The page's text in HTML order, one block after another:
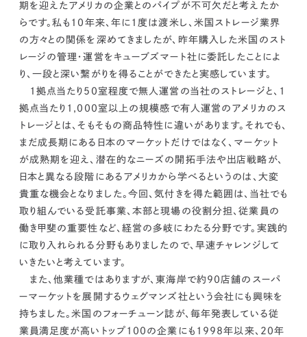
期を迎えたアメリカの企業とのパイプが不可欠だと考えたか
らです。私も10年来、年に1度は渡米し、米国ストレージ業界
の方々との関係を深めてきましたが、昨年購入した米国のスト
レージの管理・運営をキューブズマート社に委託したことによ
り、一段と深い繋がりを得ることができたと実感しています。
1拠点当たり50室程度で無人運営の当社のストレージと、1
拠点当たり1,000室以上の規模感で有人運営のアメリカのス
トレージとは、そもそもの商品特性に違いがあります。それでも、
まだ成長期にある日本のマーケットだけではなく、マーケット
が成熟期を迎え、潜在的なニーズの開拓手法や出店戦略が、
日本と異なる段階にあるアメリカから学べるというのは、大変
貴重な機会となりました。今回、気付きを得た範囲は、当社でも
取り組んでいる受託事業、本部と現場の役割分担、従業員の
働き甲斐の重要性など、経営の多岐にわたる分野です。実践的
に取り入れられる分野もありましたので、早速チャレンジして
いきたいと考えています。
また、他業種ではありますが、東海岸で約90店舗のスーパ
ーマーケットを展開するウェグマンズ社という会社にも興味を
持ちました。米国のフォーチューン誌が、毎年発表している従
業員満足度が高いトップ100の企業にも1998年以来、20年